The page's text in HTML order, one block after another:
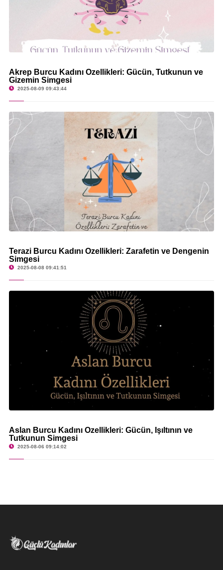
Akrep Burcu Kadını Özellikleri: Gücün, Tutkunun ve
Gizemin Simgesi
2025-08-09 09:43:44
Terazi Burcu Kadını Özellikleri: Zarafetin ve Dengenin
Simgesi
2025-08-08 09:41:51
Aslan Burcu Kadını Özellikleri: Gücün, Işıltının ve
Tutkunun Simgesi
2025-08-06 09:14:02